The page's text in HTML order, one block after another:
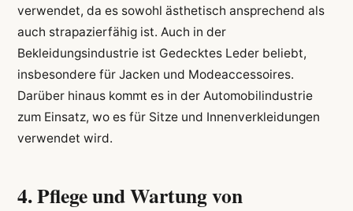
verwendet, da es sowohl ästhetisch ansprechend als
auch strapazierfähig ist. Auch in der
Bekleidungsindustrie ist Gedecktes Leder beliebt,
insbesondere für Jacken und Modeaccessoires.
Darüber hinaus kommt es in der Automobilindustrie
zum Einsatz, wo es für Sitze und Innenverkleidungen
verwendet wird.
4. Pflege und Wartung von